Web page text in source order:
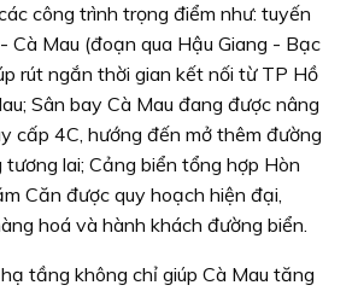
công trình trọng điểm như: tuyến
Cà Mau (đoạn qua Hậu Giang - Bạc
rút ngắn thời gian kết nối từ TP Hồ
Sân bay Cà Mau đang được nâng
cấp 4C, hướng đến mở thêm đường
lai; Cảng biển tổng hợp Hòn
Căn được quy hoạch hiện đại,
hoá và hành khách đường biển.
tầng không chỉ giúp Cà Mau tăng